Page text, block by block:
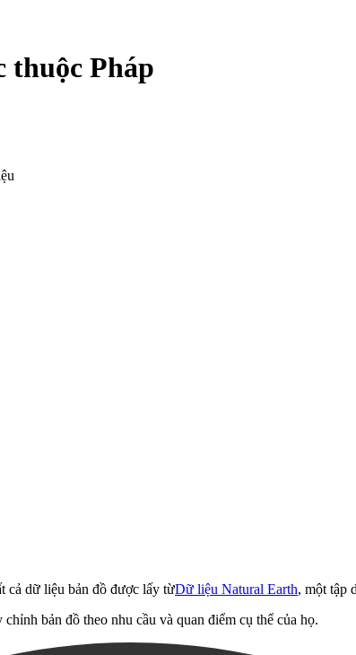
thuộc Pháp
cả dữ liệu bản đồ được lấy từDữ liệu Natural Earth, một tập
bản đồ theo nhu cầu và quan điểm cụ thể của họ.